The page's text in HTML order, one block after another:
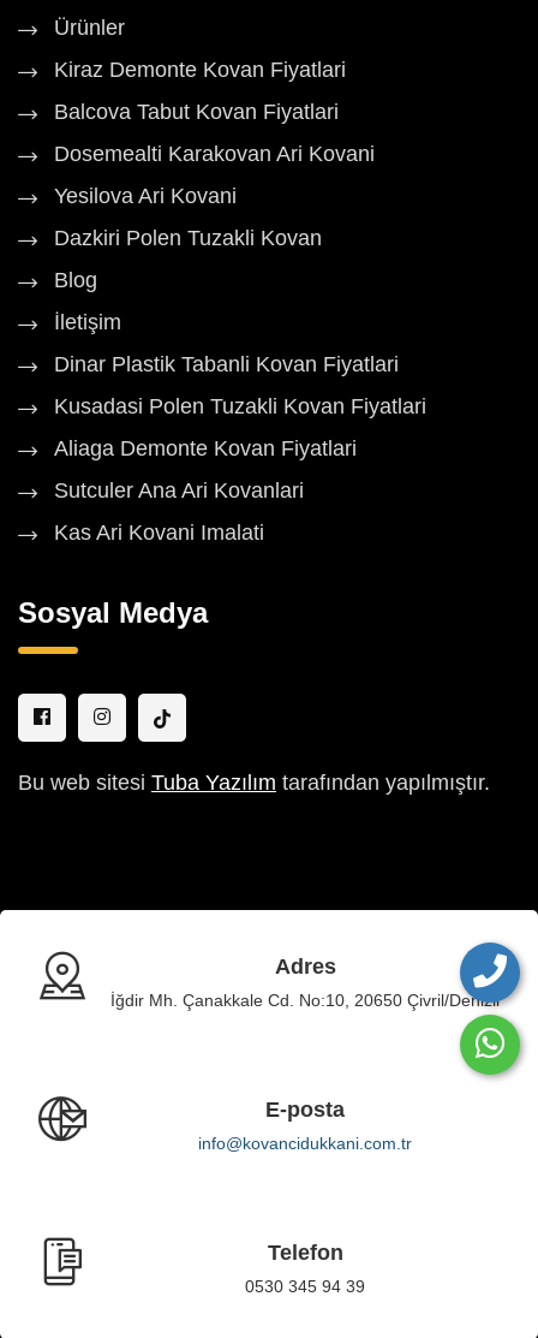
Ürünler
Kiraz Demonte Kovan Fiyatlari
Balcova Tabut Kovan Fiyatlari
Dosemealti Karakovan Ari Kovani
Yesilova Ari Kovani
Dazkiri Polen Tuzakli Kovan
Blog
İletişim
Dinar Plastik Tabanli Kovan Fiyatlari
Kusadasi Polen Tuzakli Kovan Fiyatlari
Aliaga Demonte Kovan Fiyatlari
Sutculer Ana Ari Kovanlari
Kas Ari Kovani Imalati
Sosyal Medya
Bu web sitesi Tuba Yazılım tarafından yapılmıştır.
Adres
İğdir Mh. Çanakkale Cd. No:10, 20650 Çivril/Denizli
E-posta
info@kovancidukkani.com.tr
Telefon
0530 345 94 39